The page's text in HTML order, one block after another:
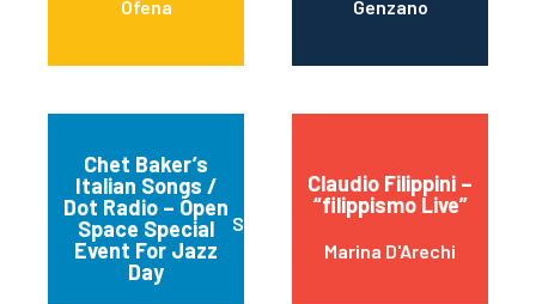
Ofena Genzano
Chet Baker’s
Italian Songs /
Dot Radio – Open
Space Special
Event For Jazz
Day
Spello ( Perugia)
Claudio Filippini –
“filippismo Live”
Marina D'Arechi